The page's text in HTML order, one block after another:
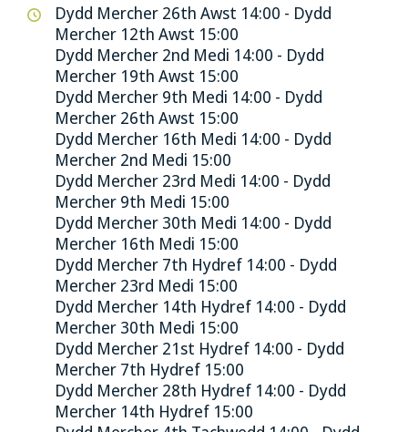
Dydd Mercher 26th Awst 14:00 - Dydd
Mercher 12th Awst 15:00
Dydd Mercher 2nd Medi 14:00 - Dydd
Mercher 19th Awst 15:00
Dydd Mercher 9th Medi 14:00 - Dydd
Mercher 26th Awst 15:00
Dydd Mercher 16th Medi 14:00 - Dydd
Mercher 2nd Medi 15:00
Dydd Mercher 23rd Medi 14:00 - Dydd
Mercher 9th Medi 15:00
Dydd Mercher 30th Medi 14:00 - Dydd
Mercher 16th Medi 15:00
Dydd Mercher 7th Hydref 14:00 - Dydd
Mercher 23rd Medi 15:00
Dydd Mercher 14th Hydref 14:00 - Dydd
Mercher 30th Medi 15:00
Dydd Mercher 21st Hydref 14:00 - Dydd
Mercher 7th Hydref 15:00
Dydd Mercher 28th Hydref 14:00 - Dydd
Mercher 14th Hydref 15:00